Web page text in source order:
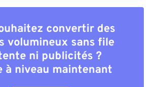
convertir des
volumineux sans file
ni publicités ?
à niveau maintenant